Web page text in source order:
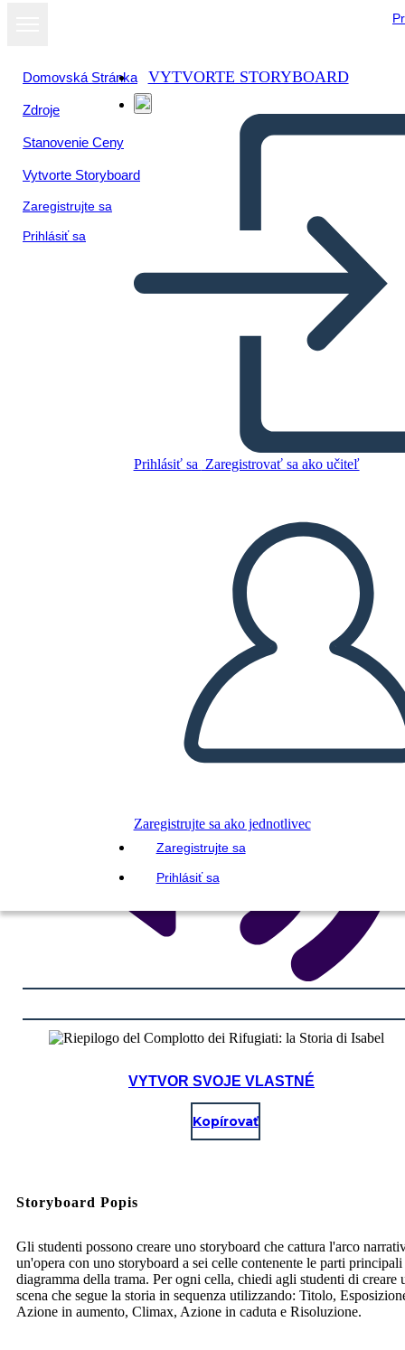
Domovská Stránka
Zdroje
Stanovenie Ceny
Vytvorte Storyboard
Zaregistrujte sa
Prihlásiť sa
VYTVORTE STORYBOARD
Prihlásiť sa Zaregistrovať sa ako učiteľ
Zaregistrujte sa ako jednotlivec
Zaregistrujte sa
Prihlásiť sa
Riepilogo del Complotto dei
Rifugiati: la Storia di Isabel
Skopírujte tento Storyboard
VYTVORIŤ STORYBOARD
PREHRAŤ PREZENTÁCIU
ČÍTAJ MI
VYTVOR SVOJE VLASTNÉ
Kopírovať
Storyboard Popis
Gli studenti possono creare uno storyboard che cattura l'arco
un'opera con uno storyboard a sei celle contenente le parti
diagramma della trama. Per ogni cella, chiedi agli studenti di creare
scena che segue la storia in sequenza utilizzando: Titolo,
Azione in aumento, Climax, Azione in caduta e Risoluzione.